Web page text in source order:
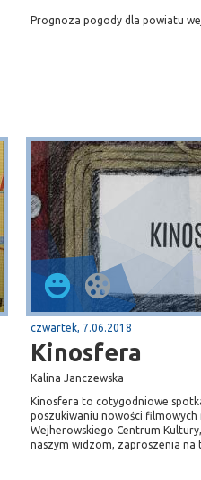
Prognoza pogody dla powiatu
czwartek, 7.06.2018
Kinosfera
Kalina Janczewska
Kinosfera to cotygodniowe
poszukiwaniu nowości filmowych
Wejherowskiego Centrum
naszym widzom, zaproszenia na